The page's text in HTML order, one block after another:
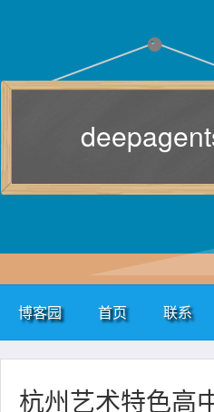
博客园 首页 联系
杭州艺术特色高